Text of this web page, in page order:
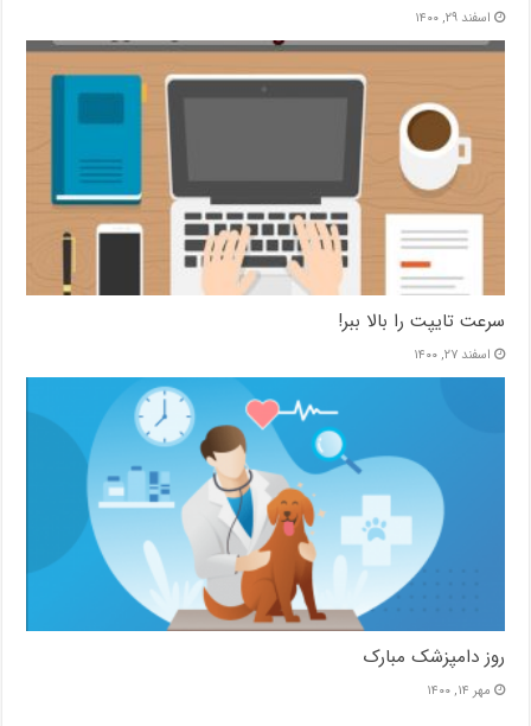
اسفند ۲۹, ۱۴۰۰
سرعت تایپت را بالا ببر!
اسفند ۲۷, ۱۴۰۰
روز دامپزشک مبارک
مهر ۱۴, ۱۴۰۰